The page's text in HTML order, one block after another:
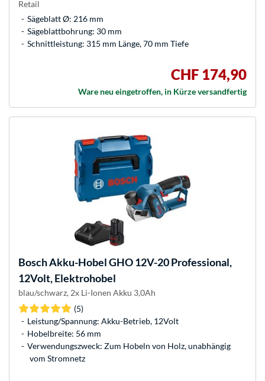
Retail
Sägeblatt Ø: 216 mm
Sägeblattbohrung: 30 mm
Schnittleistung: 315 mm Länge, 70 mm Tiefe
CHF 174,90
Ware neu eingetroffen, in Kürze versandfertig
BoschAkku-Hobel GHO 12V-20 Professional,
12Volt, Elektrohobel
blau/schwarz, 2x Li-Ionen Akku 3,0Ah
(5)
Leistung/Spannung: Akku-Betrieb, 12Volt
Hobelbreite: 56 mm
Verwendungszweck: Zum Hobeln von Holz, unabhängig
vom Stromnetz